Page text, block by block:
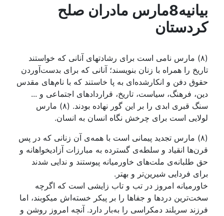
بیانیه8مارس مادران صلح
کردستان
(۸) مارس نامی است برای رشادتهای آنانی که‌ خواستند
تاریخ را همراه با زنان بنویسند؛ آنانی که‌ برای بدست‌آوردن
حقوق دفن و انکارشده‌ای به‌ پا خاستند که‌ با نام‌های مقدس
دین، فرهنگ، سیاست، تاریخ، قراردادهای اجتماعی و ...
سنگ قبری ابدی را بر این گور نهاده‌ بودند. (۸) مارس
لولایی است برای چرخش نگاه‌ انسان به‌ انسان.
(۸) مارس تجدید پیمانی است با همه‌ی آن زنانی که‌ در پس
قرن‌ها انقیاد و سلطه‌ی گسترده‌ به‌ مبارزات آزادیخواهانه‌ و
حق طلبانه‌ی ملت‌های خاورمیانه‌ پیوستند و ندایی شدند
برای فردایی شیرین‌تر و بهتر.
خاورمیانه‌ امروز در تب و تاب زایشی است که‌ اگرچه‌
سخت‌ترین دردها و جفاها را بر پیکر خسته‌اش میکوبند، اما
فرزند سربلند دمکراسی را به‌بار دارد. آ‌نچه امروز روشن و